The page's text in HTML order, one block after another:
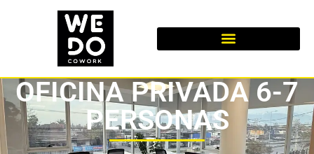
OFICINA PRIVADA 6-7
PERSONAS